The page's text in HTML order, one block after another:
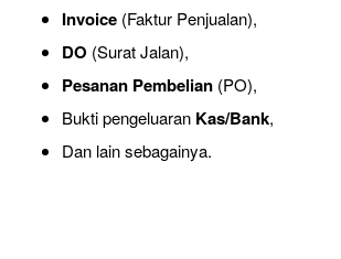
Invoice(Faktur Penjualan),
DO (Surat Jalan),
Pesanan Pembelian(PO),
Bukti pengeluaran Kas/Bank,
Dan lain sebagainya.